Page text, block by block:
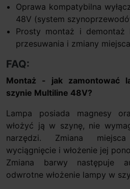
Oprawa kompatybilna
48V (system
Prosty montaż i demontaż
przesuwania i zmiany
FAQ:
Montaż - jak zamontować
szynie Multiline 48V?
Lampa posiada magnesy
włożyć ją w szynę, nie
narzędzi. Zmiana
wyciągnięcie i włożenie jej
Zmiana barwy następuje
odwrotne włożenie lampy w